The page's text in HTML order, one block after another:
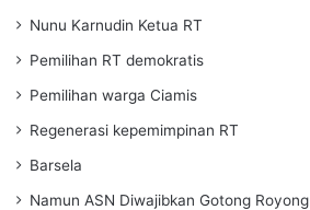
Nunu Karnudin Ketua RT
Pemilihan RT demokratis
Pemilihan warga Ciamis
Regenerasi kepemimpinan RT
Barsela
Namun ASN Diwajibkan Gotong Royong